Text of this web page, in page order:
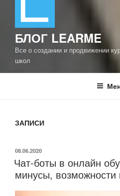
БЛОГ LEARME
Все о создании и продвижении
школ
ЗАПИСИ
ОПУБЛИКОВАНО
08.06.2020
Чат-боты в онлайн
минусы, возможности